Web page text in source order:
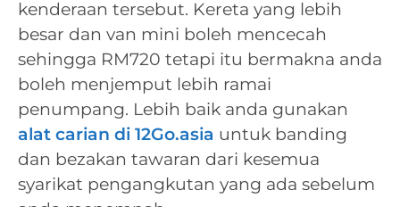
kenderaan tersebut. Kereta yang lebih
besar dan van mini boleh mencecah
sehingga RM720 tetapi itu bermakna anda
boleh menjemput lebih ramai
penumpang. Lebih baik anda gunakan
alat carian di 12Go.asia untuk banding
dan bezakan tawaran dari kesemua
syarikat pengangkutan yang ada sebelum